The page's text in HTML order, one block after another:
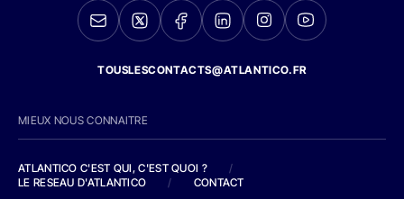
TOUSLESCONTACTS@ATLANTICO.FR
MIEUX NOUS CONNAITRE
ATLANTICO C'EST QUI, C'EST QUOI ?
/
LE RESEAU D'ATLANTICO
/ CONTACT